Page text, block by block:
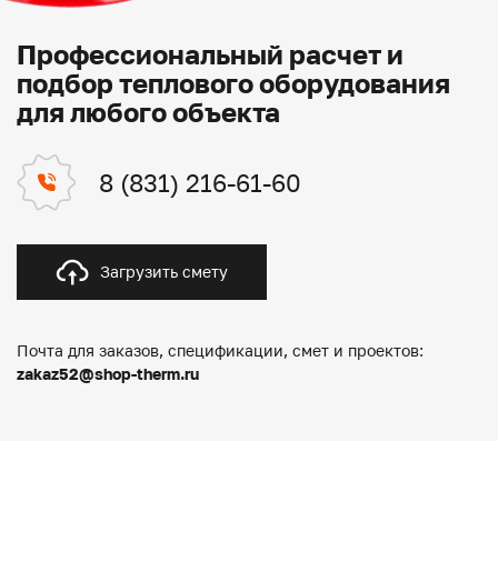
Профессиональный расчет и
подбор теплового оборудования
для любого объекта
8 (831) 216-61-60
Загрузить смету
Почта для заказов, спецификации, смет и проектов:
zakaz52@shop-therm.ru